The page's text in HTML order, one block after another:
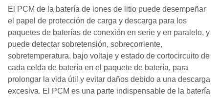
El PCM de la batería de iones de litio puede desempeñar
el papel de protección de carga y descarga para los
paquetes de baterías de conexión en serie y en paralelo, y
puede detectar sobretensión, sobrecorriente,
sobretemperatura, bajo voltaje y estado de cortocircuito de
cada celda de batería en el paquete de batería, para
prolongar la vida útil y evitar daños debido a una descarga
excesiva. El PCM es una parte indispensable de la batería